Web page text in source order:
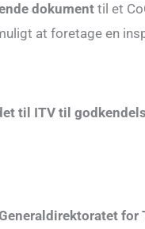
dokument til et
at foretage en
til ITV til
for